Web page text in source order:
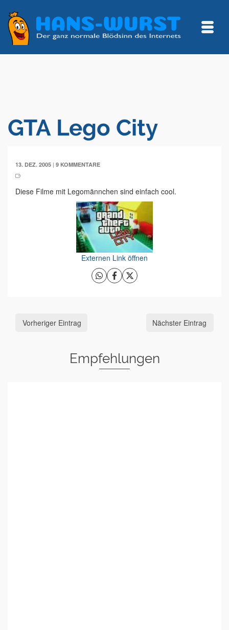
GTA Lego City
13. DEZ. 2005 | 9 KOMMENTARE
Diese Filme mit Legomännchen sind einfach cool.
Externen Link öffnen
Vorheriger Eintrag Nächster Eintrag
Empfehlungen